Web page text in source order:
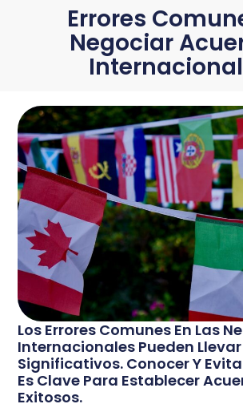
Errores
Negociar
Los Errores Comunes En Las
Internacionales Pueden
Significativos. Conocer Y
Es Clave Para Establecer
Exitosos.